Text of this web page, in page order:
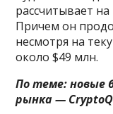
рассчитывает
Причем он
несмотря на
около $49 млн.
По теме:новые
рынка —